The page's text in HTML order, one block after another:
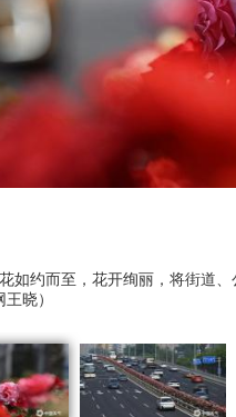
如约而至，花开绚丽，将街道
晓）